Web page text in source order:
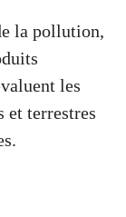
la pollution,
les
et terrestres